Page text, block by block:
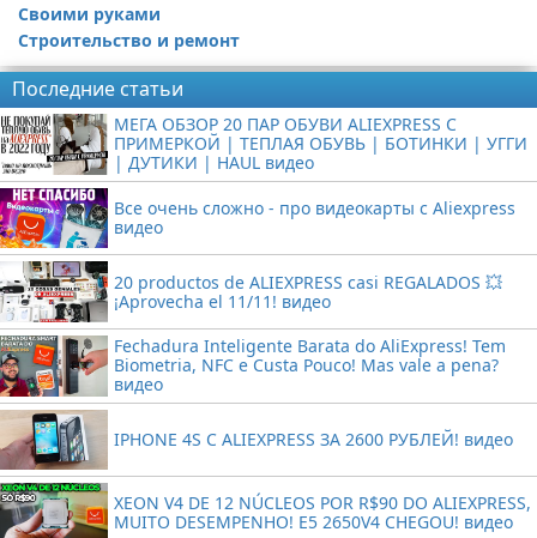
Своими руками
Строительство и ремонт
Последние статьи
МЕГА ОБЗОР 20 ПАР ОБУВИ ALIEXPRESS С
ПРИМЕРКОЙ | ТЕПЛАЯ ОБУВЬ | БОТИНКИ | УГГИ
| ДУТИКИ | HAUL видео
Все очень сложно - про видеокарты с Aliexpress
видео
20 productos de ALIEXPRESS casi REGALADOS 💥
¡Aprovecha el 11/11! видео
Fechadura Inteligente Barata do AliExpress! Tem
Biometria, NFC e Custa Pouco! Mas vale a pena?
видео
IPHONE 4S С ALIEXPRESS ЗА 2600 РУБЛЕЙ! видео
XEON V4 DE 12 NÚCLEOS POR R$90 DO ALIEXPRESS,
MUITO DESEMPENHO! E5 2650V4 CHEGOU! видео